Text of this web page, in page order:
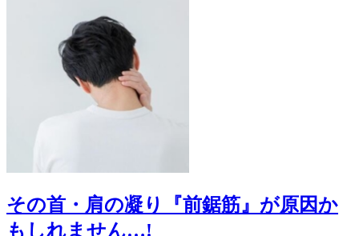
その首・肩の凝り『前鋸筋』が原因か
もしれません…!